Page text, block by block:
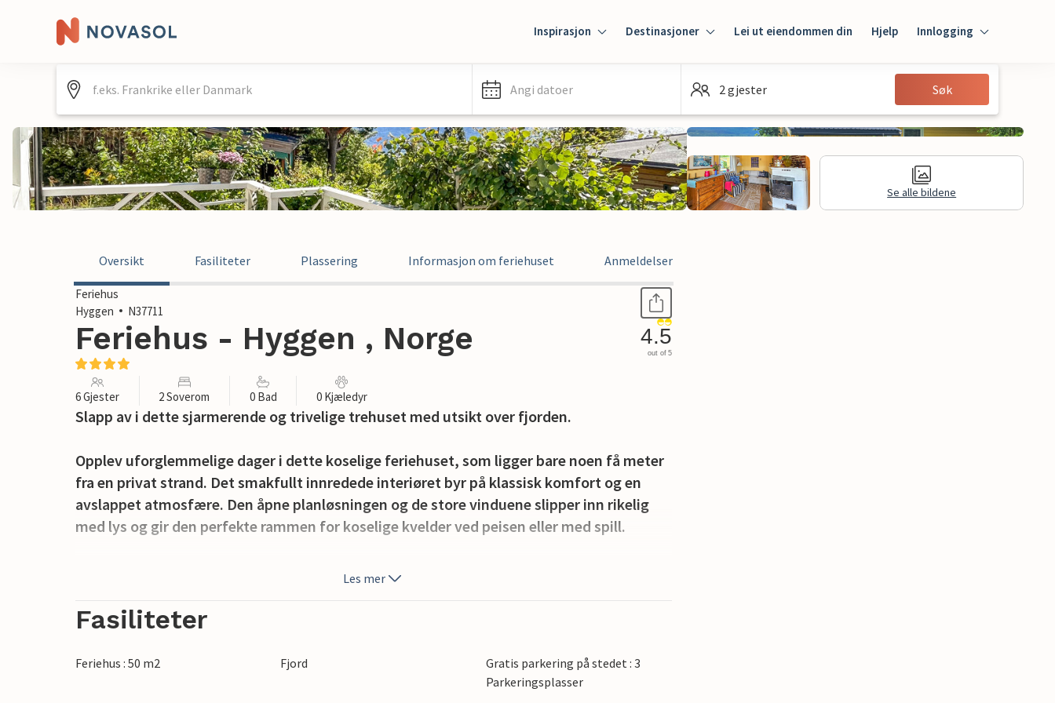
Inspirasjon Destinasjoner Lei ut eiendommen din Hjelp Innlogging
Innlogging
Gjest
Angi datoer 2 gjester Søk
Se alle bildene
Oversikt Fasiliteter Plassering Informasjon om feriehuset Anmeldelser
Feriehus
Hyggen
N37711
Feriehus - Hyggen , Norge 4.5
out of 5
6 Gjester 2 Soverom 0 Bad 0 Kjæledyr
Slapp av i dette sjarmerende og trivelige trehuset med utsikt over fjorden.
Opplev uforglemmelige dager i dette koselige feriehuset, som ligger bare noen få meter
fra en privat strand. Det smakfullt innredede interiøret byr på klassisk komfort og en
avslappet atmosfære. Den åpne planløsningen og de store vinduene slipper inn rikelig
med lys og gir den perfekte rammen for koselige kvelder ved peisen eller med spill.
Den store terrassen er et herlig sted å nyte solnedgangen over Drammensfjorden. Huset
voksne. Den nærliggende sandstranden er ideell for vannlek og avslappede
svømmeturer, mens den private brygga er det perfekte stedet for rolige timer med utsikt
Les mer
Fasiliteter
Feriehus : 50 m2 Fjord
Gratis parkering på stedet : 3
Parkeringsplasser